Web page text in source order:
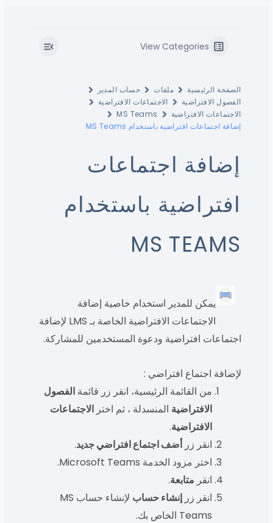
View Categories
الصفحة الرئيسية ملفات
حساب المدير
الفصول الافتراضية
الاجتماعات الافتراضية
الاجتماعات الافتراضية
MS Teams
إضافة اجتماعات افتراضية باستخدام MS Teams
إضافة اجتماعات
افتراضية باستخدام
MS TEAMS
يمكن للمدير استخدام خاصية إضافة
الاجتماعات الافتراضية الخاصة بـ LMS لإضافة
اجتماعات افتراضية ودعوة المستخدمين للمشاركة.
لإضافة اجتماع افتراضي :
من القائمة الرئيسية، انقر زر قائمةالفصول
الافتراضية المنسدلة ، ثم اخترالاجتماعات
الافتراضية.
انقر زرأضف اجتماع افتراضي جديد.
اختر مزود الخدمة Microsoft Teams.
انقر متابعة.
انقر زرإنشاء حساب
لإنشاء حساب MS
Teams الخاص بك.